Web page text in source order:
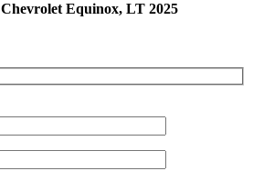
Chevrolet Equinox, LT 2025